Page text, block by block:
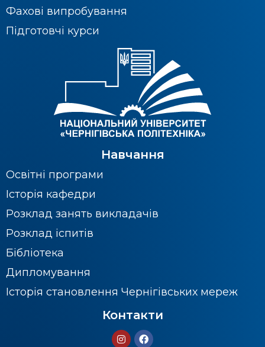
Фахові випробування
Підготовчі курси
Навчання
Освітні програми
Історія кафедри
Розклад занять викладачів
Розклад іспитів
Бібліотека
Дипломування
Історія становлення Чернігівських мереж
Контакти